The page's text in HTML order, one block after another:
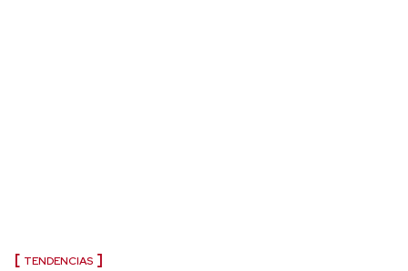
TENDENCIAS